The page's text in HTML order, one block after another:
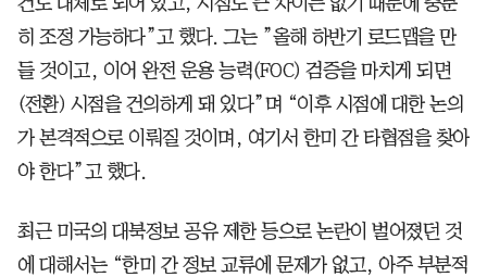
히 조정 가능하다”고 했다. 그는 ”올해 하반기 로드맵을 만
들 것이고, 이어 완전 운용 능력(FOC) 검증을 마치게 되면
(전환) 시점을 건의하게 돼 있다”며 “이후 시점에 대한 논의
가 본격적으로 이뤄질 것이며, 여기서 한미 간 타협점을 찾아
야 한다”고 했다.
최근 미국의 대북정보 공유 제한 등으로 논란이 벌어졌던 것
에 대해서는 “한미 간 정보 교류에 문제가 없고, 아주 부분적